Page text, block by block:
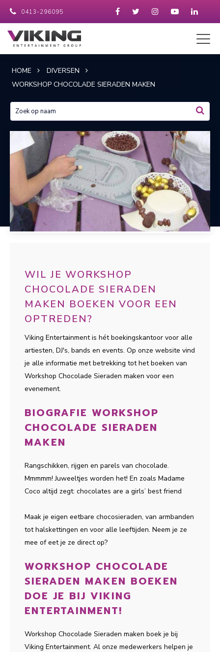
0413-296095
HOME
DIVERSEN
WORKSHOP CHOCOLADE SIERADEN MAKEN
WIL JE WORKSHOP
CHOCOLADE SIERADEN
MAKEN BOEKEN VOOR EEN
OPTREDEN?
Viking Entertainment is hét boekingskantoor voor alle
artiesten, DJ's, bands en events. Op onze website vind
je alle informatie met betrekking tot het boeken van
Workshop Chocolade Sieraden maken voor een
evenement.
BIOGRAFIE WORKSHOP
CHOCOLADE SIERADEN
MAKEN
Rangschikken, rijgen en parels van chocolade.
Mmmmm! Juweeltjes worden het! En zoals Madame
Coco altijd zegt: chocolates are a girls’ best friend
Maak je eigen eetbare chocosieraden, van armbanden
tot halskettingen en voor alle leeftijden. Neem je ze
mee of eet je ze direct op?
WORKSHOP CHOCOLADE
SIERADEN MAKEN BOEKEN
DOE JE BIJ VIKING
ENTERTAINMENT!
Workshop Chocolade Sieraden maken boek je bij
Viking Entertainment. Al onze medewerkers helpen je